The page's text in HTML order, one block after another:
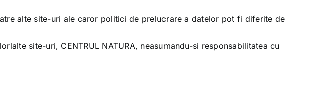
alte site-uri ale caror politici de prelucrare a datelor pot fi diferite de
site-uri, CENTRUL NATURA, neasumandu-si responsabilitatea cu